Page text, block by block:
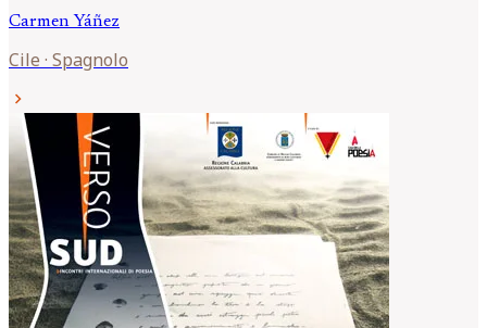
Carmen Yáñez
Cile · Spagnolo
chevron_right